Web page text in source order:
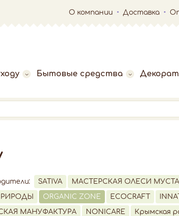
О компании Доставка
Бытовые средства
SATIVA МАСТЕРСКАЯ ОЛЕСИ
ORGANIC ZONE ECOCRAFT
МАНУФАКТУРА NONICARE Крымская